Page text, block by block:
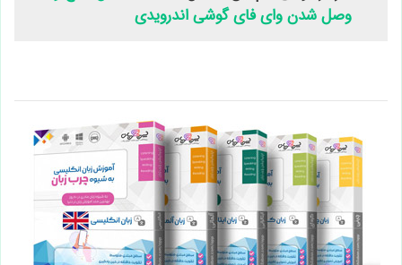
وصل شدن وای فای گوشی اندرویدی